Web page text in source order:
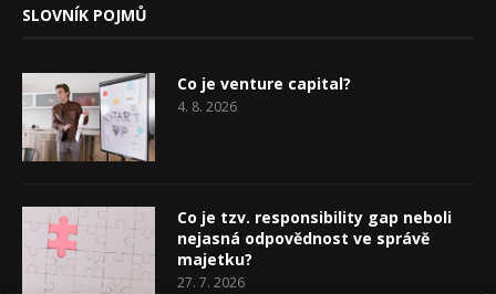
SLOVNÍK POJMŮ
Co je venture capital?
4. 8. 2026
Co je tzv. responsibility gap neboli
nejasná odpovědnost ve správě
majetku?
27. 7. 2026